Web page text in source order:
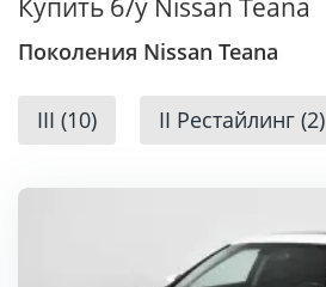
Купить б/у Nissan Teana
Поколения Nissan Teana
III (10) II Рестайлинг (2)